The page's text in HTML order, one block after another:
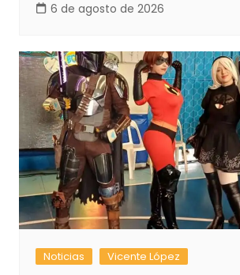
6 de agosto de 2026
Noticias Vicente López